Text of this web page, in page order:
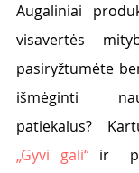
Augaliniai
visavertės
pasiryžtumėte
išmėginti
„Gyvi gali“ ir